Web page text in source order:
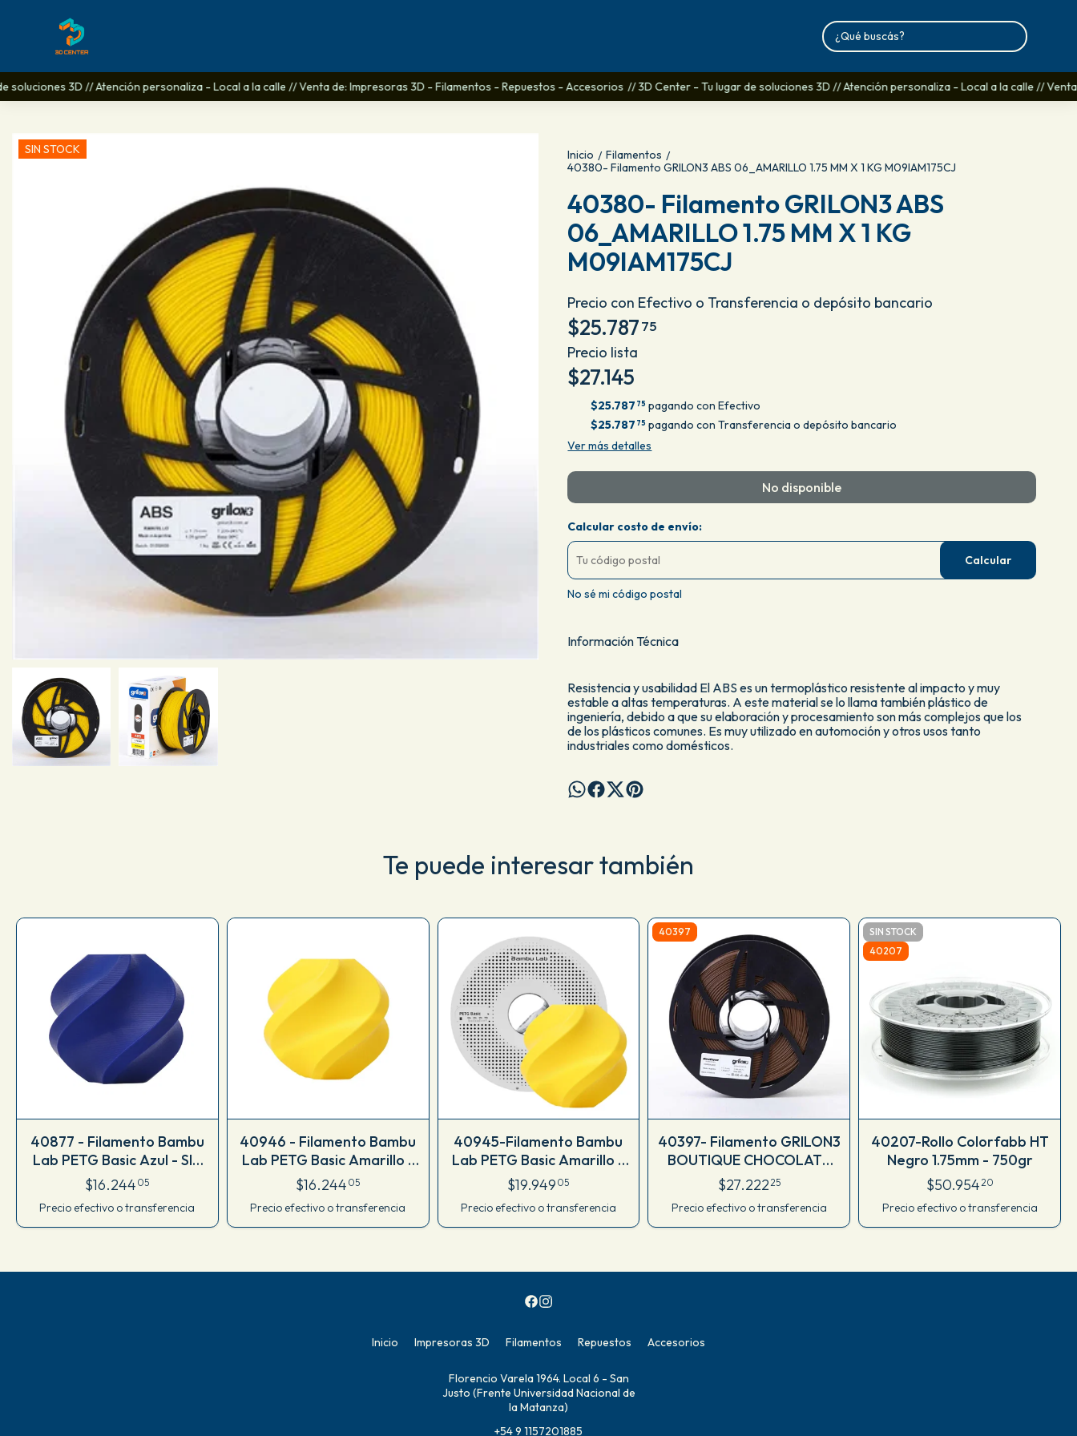
3D // Atención personaliza - Local a la calle // Venta de: Impresoras 3D - Filamentos - Repuestos - Accesorios // 3D Center - Tu lugar de soluciones 3D // Atención personaliza - Local a la calle // Venta
SIN STOCK Inicio / Filamentos /
40380- Filamento GRILON3 ABS 06_AMARILLO 1.75 MM X 1 KG M09IAM175CJ
40380- Filamento GRILON3 ABS
06_AMARILLO 1.75 MM X 1 KG
M09IAM175CJ
Precio con Efectivo o Transferencia o depósito bancario
$25.78775
Precio lista
$27.145
$25.787 75 pagando con Efectivo
$25.787 75 pagando con Transferencia o depósito bancario
Ver más detalles
No disponible
Calcular costo de envío:
Calcular
No sé mi código postal
Información Técnica
Resistencia y usabilidad El ABS es un termoplástico resistente al impacto y muy
estable a altas temperaturas. A este material se lo llama también plástico de
ingeniería, debido a que su elaboración y procesamiento son más complejos que los
de los plásticos comunes. Es muy utilizado en automoción y otros usos tanto
industriales como domésticos.
Te puede interesar también
40877 - Filamento Bambu
Lab PETG Basic Azul - SIN
Carretel 1kg
$16.244 05
Precio efectivo o transferencia
40946 - Filamento Bambu
Lab PETG Basic Amarillo -
Sin Carrete 1kg
$16.244 05
Precio efectivo o transferencia
40945-Filamento Bambu
Lab PETG Basic Amarillo -
Con Carrete Reutilizable
$19.949 05
Precio efectivo o transferencia
40397
40397- Filamento GRILON3
BOUTIQUE CHOCOLATE
1.75 MM X 1 KG M17ICH175CJ
$27.22225
Precio efectivo o transferencia
SIN STOCK
40207
40207-Rollo Colorfabb HT
Negro 1.75mm - 750gr
$50.95420
Precio efectivo o transferencia
Inicio Impresoras 3D Filamentos Repuestos Accesorios
Florencio Varela 1964. Local 6 - San
Justo (Frente Universidad Nacional de
la Matanza)
+54 9 1157201885